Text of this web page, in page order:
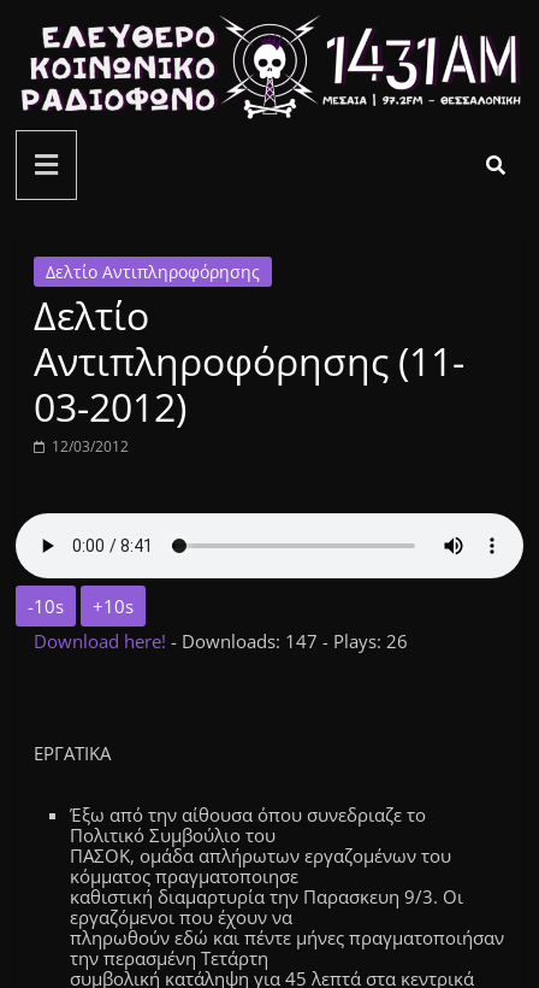
περιεχόμενο
ελεύθερο
κοινωνικό
ραδιόφωνο
1431AM
Δελτίο Αντιπληροφόρησης
Δελτίο
Αντιπληροφόρησης (11-
03-2012)
12/03/2012
-10s
+10s
Download here!- Downloads: 147 - Plays: 26
ΕΡΓΑΤΙΚΑ
Έξω από την αίθουσα όπου συνεδριαζε το
Πολιτικό Συμβούλιο του
ΠΑΣΟΚ, ομάδα απλήρωτων εργαζομένων του
κόμματος πραγματοποιησε
καθιστική διαμαρτυρία την Παρασκευη 9/3. Οι
εργαζόμενοι που έχουν να
πληρωθούν εδώ και πέντε μήνες πραγματοποιήσαν
την περασμένη Τετάρτη
συμβολική κατάληψη για 45 λεπτά στα κεντρικά